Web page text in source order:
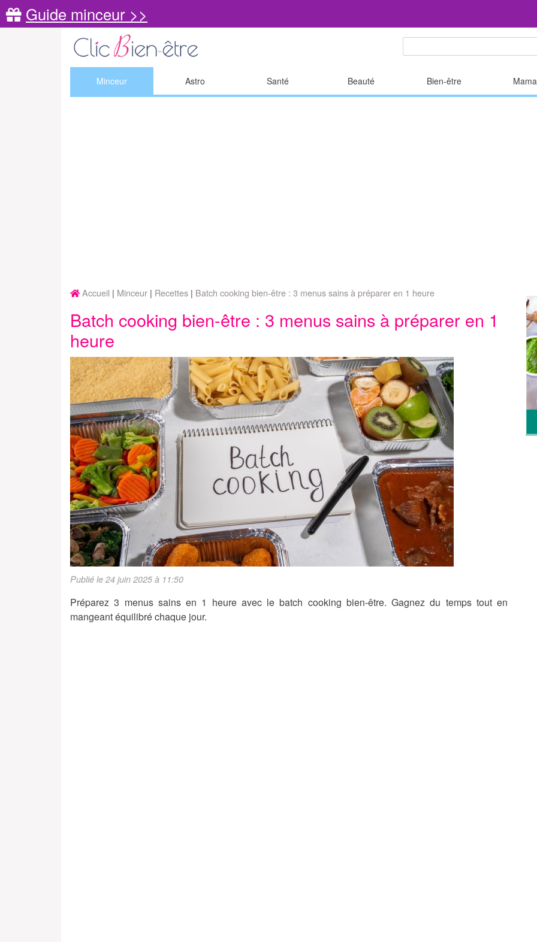
Guide minceur >>
Minceur Astro Santé Beauté Bien-être
Accueil Minceur Recettes Batch cooking bien-être : 3 menus sains à préparer en 1 heure
Batch cooking bien-être : 3 menus sains à préparer en 1
heure
Publié le 24 juin 2025 à 11:50
Préparez 3 menus sains en 1 heure avec le batch cooking bien-être. Gagnez du temps tout en
mangeant équilibré chaque jour.